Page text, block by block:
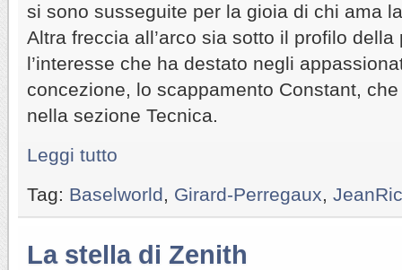
si sono susseguite per la gioia di chi ama
Altra freccia all’arco sia sotto il profilo
l’interesse che ha destato negli
concezione, lo scappamento Constant,
nella sezione Tecnica.
Leggi tutto
Tag: Baselworld Girard-Perregaux
La stella di Zenith